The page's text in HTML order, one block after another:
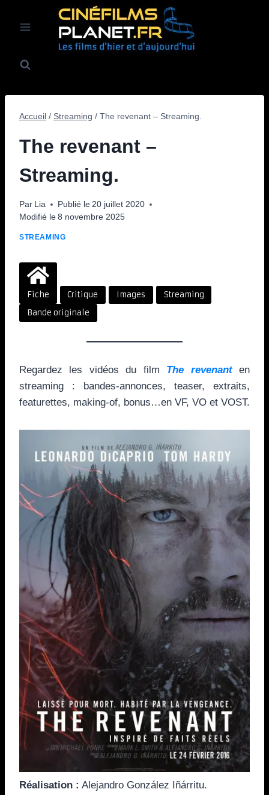
Accueil / Streaming / The revenant – Streaming.
The revenant –
Streaming.
Par Lia Publié le 20 juillet 2020
Modifié le 8 novembre 2025
STREAMING
Fiche Critique Images
Streaming
Bande originale
Regardez les vidéos du film The revenanten
streaming : bandes-annonces, teaser, extraits,
featurettes, making-of, bonus…en VF, VO et VOST.
Réalisation : Alejandro González Iñárritu.